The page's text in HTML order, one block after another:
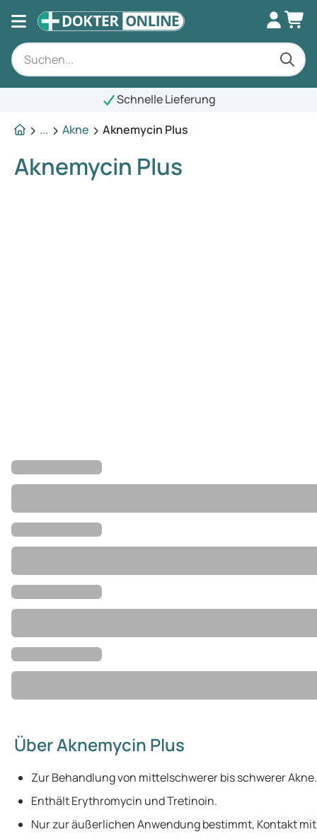
Schnelle Lieferung
...
Akne Aknemycin Plus
Aknemycin Plus
Über Aknemycin Plus
Zur Behandlung von mittelschwerer bis schwerer Akne.
Enthält Erythromycin und Tretinoin.
Nur zur äußerlichen Anwendung bestimmt, Kontakt